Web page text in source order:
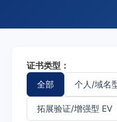
证书类型：
全部
个人/域名
拓展验证/增强型 EV